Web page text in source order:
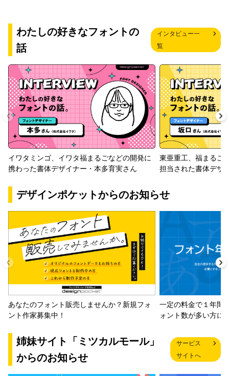
わたしの好きなフォントの
話
インタビュー一
覧
イワタミンゴ、イワタ福まるごなどの開発に
携わった書体デザイナー・本多育実さん
東亜重工、福まるご
担当された書体デザ
デザインポケットからのお知らせ
あなたのフォント販売しませんか？新規フォ
ント作家募集中！
一定の料金で１年間
ォント数が多い方に
姉妹サイト「ミツカルモール」
からのお知らせ
サービス
サイトへ